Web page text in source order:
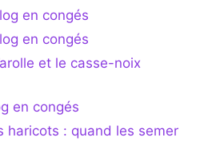
en congés
en congés
et le casse-noix
en congés
haricots : quand les semer